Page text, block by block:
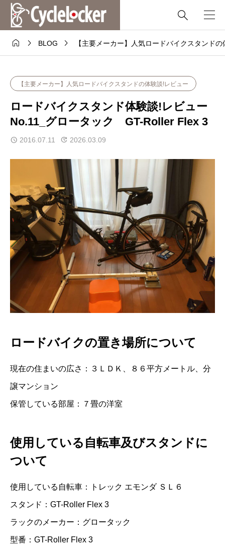

  BLOG  【主要メーカー】人気ロードバイクスタンド
【主要メーカー】人気ロードバイクスタンドの体験談!レビュー
ロードバイクスタンド体験談!レビュー
No.11_グロータック GT-Roller Flex 3
2016.07.11 2026.03.09
ロードバイクの置き場所について
現在の住まいの広さ：３ＬＤＫ、８６平方メートル、分
譲マンション
保管している部屋：７畳の洋室
使用している自転車及びスタンドに
ついて
使用している自転車：トレック エモンダ ＳＬ６
スタンド：GT-Roller Flex 3
ラックのメーカー：グロータック
型番：GT-Roller Flex 3